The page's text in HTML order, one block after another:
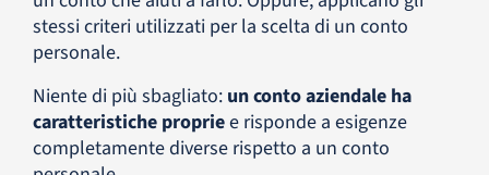
stessi criteri utilizzati per la scelta di un conto
personale.
Niente di più sbagliato: un conto aziendale ha
caratteristiche propriee risponde a esigenze
completamente diverse rispetto a un conto